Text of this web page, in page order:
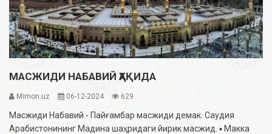
МАСЖИДИ НАБАВИЙ ҲАҚИДА
Mimon.uz 06-12-2024 629
Масжиди Набавий - Пайғамбар масжиди демак. Саудия
Арабистонининг Мадина шаҳридаги йирик масжид. ▪️ Макка